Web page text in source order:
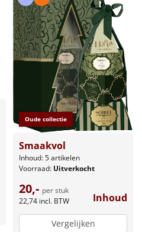
Oude collectie
Smaakvol
Inhoud: 5 artikelen
Voorraad: Uitverkocht
20,- per stuk
22,74 incl. BTW Inhoud
Vergelijken